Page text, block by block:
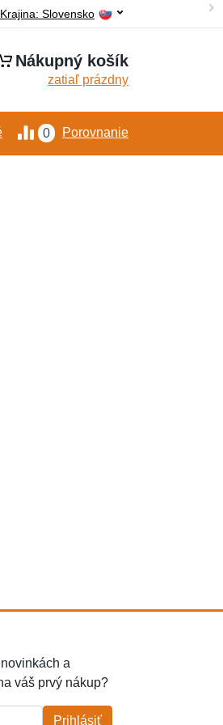
Krajina: Slovensko
Nákupný košík
zatiaľ prázdny
0 Porovnanie
a
váš prvý nákup?
Prihlásiť